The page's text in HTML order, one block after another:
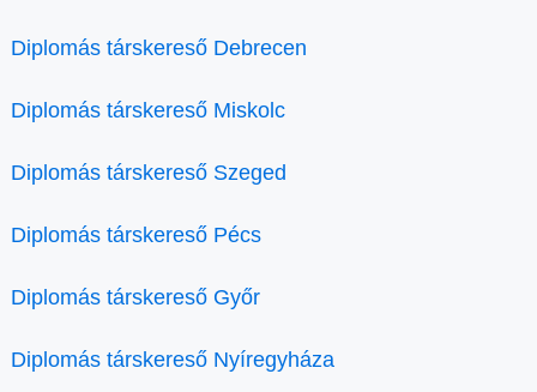
Diplomás társkereső Debrecen
Diplomás társkereső Miskolc
Diplomás társkereső Szeged
Diplomás társkereső Pécs
Diplomás társkereső Győr
Diplomás társkereső Nyíregyháza